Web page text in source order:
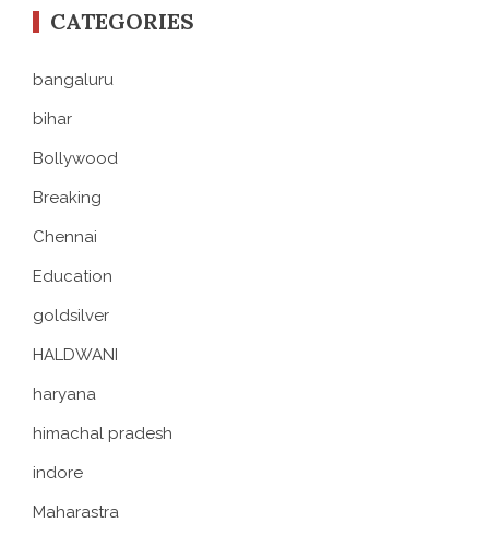
CATEGORIES
bangaluru
bihar
Bollywood
Breaking
Chennai
Education
goldsilver
HALDWANI
haryana
himachal pradesh
indore
Maharastra